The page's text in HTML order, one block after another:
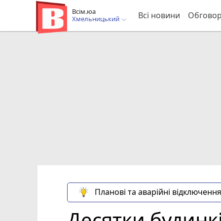
Всім.юа
Хмельницький
Всі новини
Планові та аварійні